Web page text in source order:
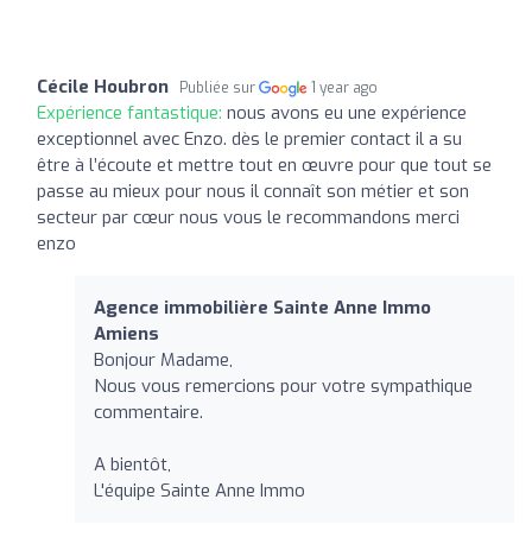
Cécile Houbron Publiée sur 1 year ago
Expérience fantastique: nous avons eu une expérience
exceptionnel avec Enzo. dès le premier contact il a su
être à l’écoute et mettre tout en œuvre pour que tout se
passe au mieux pour nous il connaît son métier et son
secteur par cœur nous vous le recommandons merci
enzo
Agence immobilière Sainte Anne Immo
Amiens
Bonjour Madame,
Nous vous remercions pour votre sympathique
commentaire.
A bientôt,
L'équipe Sainte Anne Immo